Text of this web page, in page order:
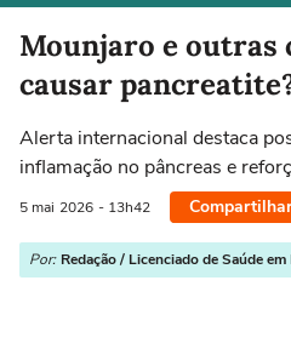
Mounjaro e outras
causar
Alerta internacional destaca
inflamação no pâncreas e
5 mai 2026 - 13h42 Compartilhar
Por: Redação / Licenciado de Saúde em